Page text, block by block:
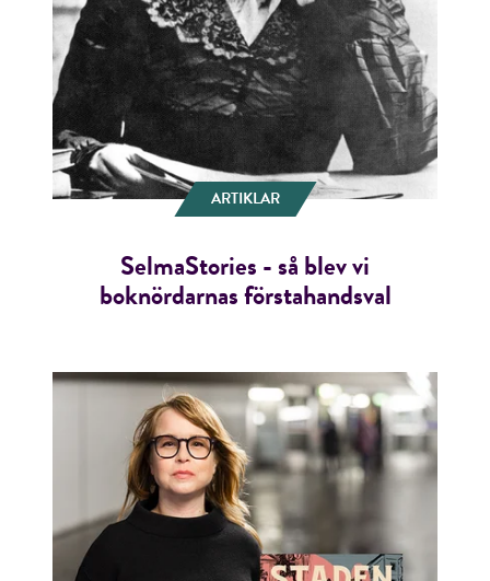
ARTIKLAR
SelmaStories - så blev vi
boknördarnas förstahandsval